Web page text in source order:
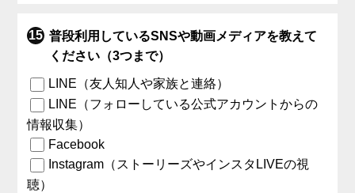
普段利用しているSNSや動画メディアを教えて
ください（3つまで）
LINE（友人知人や家族と連絡）
LINE（フォローしている公式アカウントからの
情報収集）
Facebook
Instagram（ストーリーズやインスタLIVEの視
聴）